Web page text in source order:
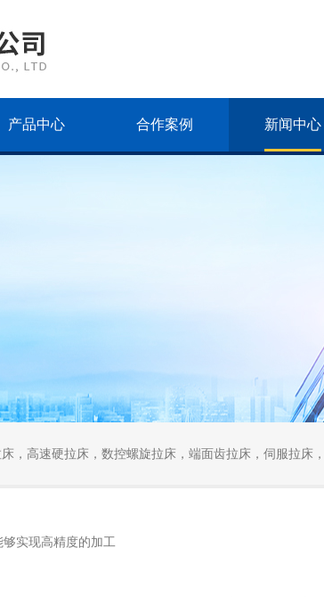
产品中心 合作案例 新闻中心
，高速硬拉床，数控螺旋拉床，端面齿拉床，伺服拉床
实现高精度的加工